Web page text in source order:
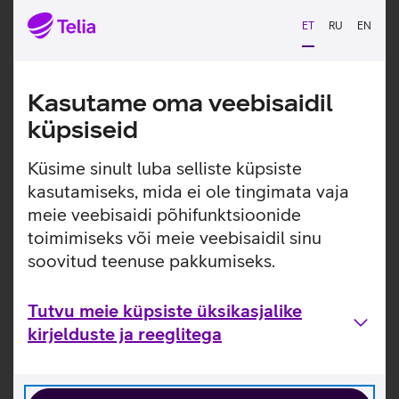
ET RU EN
Kasutame oma veebisaidil
küpsiseid
Küsime sinult luba selliste küpsiste
kasutamiseks, mida ei ole tingimata vaja
meie veebisaidi põhifunktsioonide
toimimiseks või meie veebisaidil sinu
soovitud teenuse pakkumiseks.
Tutvu meie küpsiste üksikasjalike
kirjelduste ja reeglitega
13 Mpix eesmine kaamera võimaldab teha selgeid
Kauakestev 5000 mAh aku.
25 W kiirlaadimine.
Kasulikud lingid
Tootja kasutusjuhend nutitelefonile Samsung Galaxy
A16_EST
Energiamärgis
kasutusviisidega tootja kodulehel
Telefoni Samsung Galaxy A16 seadistamise juhised